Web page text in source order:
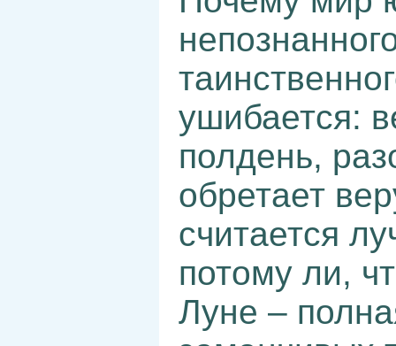
ушибается:
полдень,
обретает
считается
потому ли,
Луне –